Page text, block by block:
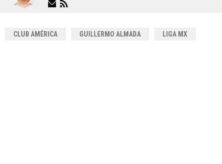
CLUB AMÉRICA GUILLERMO ALMADA LIGA MX